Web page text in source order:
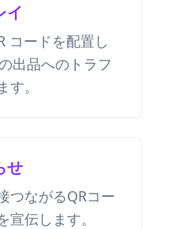
イ
コードを配置し
出品へのトラフ
。
せ
つながるQRコー
宣伝します。